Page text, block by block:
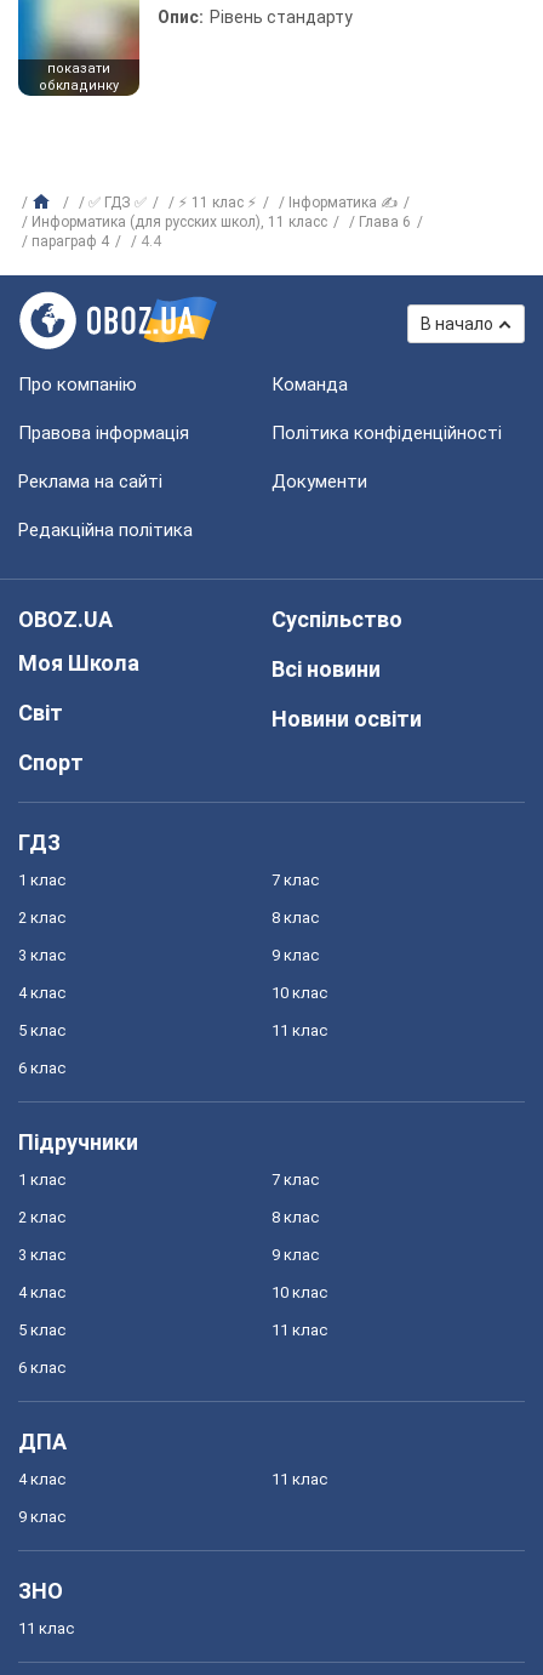
показати
обкладинку
Опис: Рівень стандарту
✅ ГДЗ ✅ ⚡ 11 клас ⚡
Інформатика ✍
Информатика (для русских школ), 11 класс
Глава 6
параграф 4
4.4
В начало
Про компанію Команда
Правова інформація Політика конфіденційності
Реклама на сайті Документи
Редакційна політика
OBOZ.UA
Моя Школа
Світ
Спорт
Суспільство
Всі новини
Новини освіти
ГДЗ
1 клас
2 клас
3 клас
4 клас
5 клас
6 клас
7 клас
8 клас
9 клас
10 клас
11 клас
Підручники
1 клас
2 клас
3 клас
4 клас
5 клас
6 клас
7 клас
8 клас
9 клас
10 клас
11 клас
ДПА
4 клас
9 клас
11 клас
ЗНО
11 клас